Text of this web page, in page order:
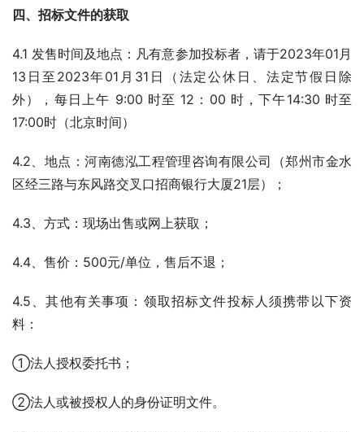
四、招标文件的获取
4.1 发售时间及地点：凡有意参加投标者，请于2023年01月
13日至2023年01月31日（法定公休日、法定节假日除
外），每日上午 9:00 时至 12：00 时，下午14:30 时至
17:00时（北京时间）
4.2、地点：河南德泓工程管理咨询有限公司（郑州市金水
区经三路与东风路交叉口招商银行大厦21层）；
4.3、方式：现场出售或网上获取；
4.4、售价：500元/单位，售后不退；
4.5、其他有关事项：领取招标文件投标人须携带以下资
料：
①法人授权委托书；
②法人或被授权人的身份证明文件。